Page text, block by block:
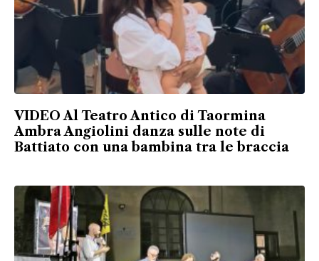
VIDEO Al Teatro Antico di Taormina
Ambra Angiolini danza sulle note di
Battiato con una bambina tra le braccia